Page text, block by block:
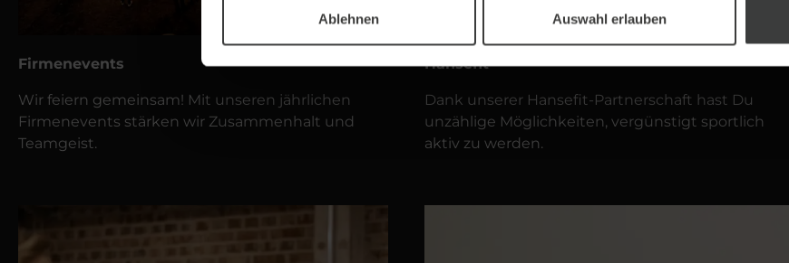
Ablehnen Auswahl erlauben
Firmenevents
Wir feiern gemeinsam! Mit unseren jährlichen
Firmenevents stärken wir Zusammenhalt und
Teamgeist.
Hansefit
Dank unserer Hansefit-Partnerschaft hast Du
unzählige Möglichkeiten, vergünstigt sportlich
aktiv zu werden.